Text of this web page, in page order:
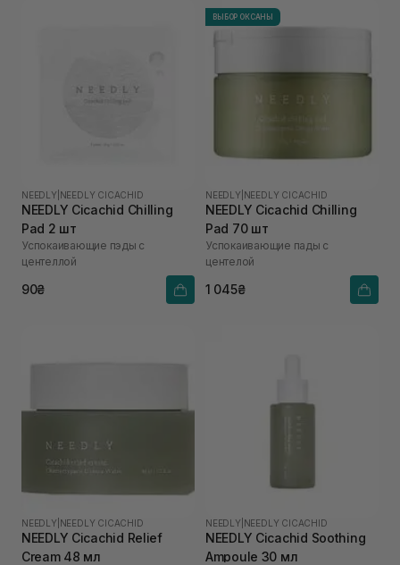
NEEDLY NEEDLY CICACHID
NEEDLY Cicachid Chilling
Pad 2 шт
Успокаивающие пэды с
центеллой
90₴
ВЫБОР ОКСАНЫ
NEEDLY NEEDLY CICACHID
NEEDLY Cicachid Chilling
Pad 70 шт
Успокаивающие пады с
центелой
1 045₴
NEEDLY NEEDLY CICACHID
NEEDLY Cicachid Relief
Cream 48 мл
NEEDLY NEEDLY CICACHID
NEEDLY Cicachid Soothing
Ampoule 30 мл